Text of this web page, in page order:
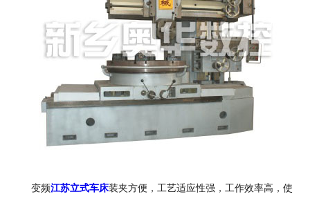
江苏3M7770A机床
江苏镗孔机
江苏精研机
变频江苏立式车床装夹方便，工艺适应性强，工作效率高，使